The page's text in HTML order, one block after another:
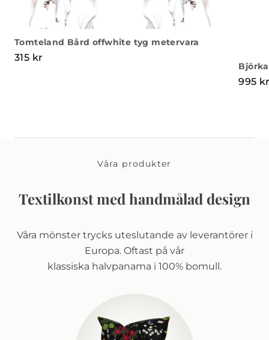
Tomteland Bård offwhite tyg metervara
315 kr
995
Våra produkter
Textilkonst med handmålad design
Våra mönster trycks uteslutande av leverantörer i
Europa. Oftast på vår
klassiska halvpanama i 100% bomull.